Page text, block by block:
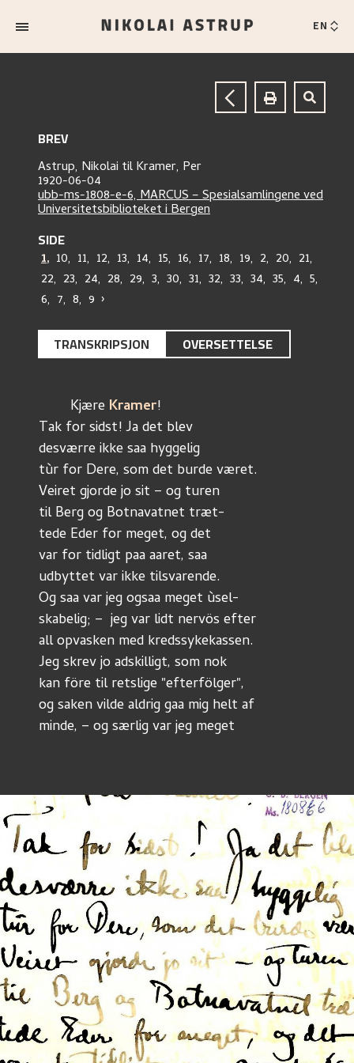
EN
BREV
Astrup, Nikolai tilKramer, Per
1920-06-04
ubb-ms-1808-e-6, MARCUS – Spesialsamlingene ved
Universitetsbiblioteket i Bergen
SIDE
1, 10, 11, 12, 13, 14, 15, 16, 17, 18, 19, 2, 20, 21,
22, 23, 24, 28, 29, 3, 30, 31, 32, 33, 34, 35, 4, 5,
6, 7, 8, 9 ›
TRANSKRIPSJON OVERSETTELSE
	Kjære
Kramer!
Tak for sidst! Ja det blev
desværre ikke saa hyggelig
tùr for Dere, som det burde været.
Veiret gjorde jo sit – og turen
til Berg og Botnavatnet træt-
tede Eder for meget, og det
var for tidligt paa aaret, saa
udbyttet var ikke tilsvarende.
Og saa var jeg ogsaa meget ùsel-
skabelig; –  jeg var lidt nervös efter
all opvasken med kredssykekassen.
Jeg skrev jo adskilligt, som nok
kan före til retslige "efterfölger",
og saken vilde aldrig gaa mig helt af
minde, – og særlig var jeg meget